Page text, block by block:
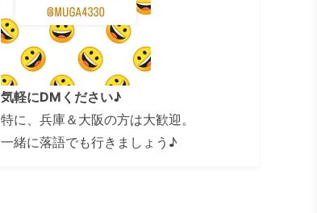
気軽にDMください♪
特に、兵庫＆大阪の方は大歓迎。
一緒に落語でも行きましょう♪